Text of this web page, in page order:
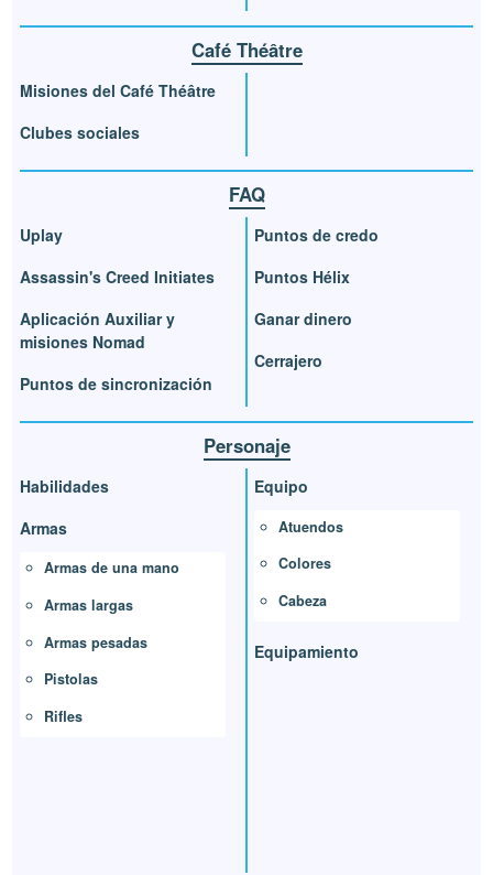
Café Théâtre
Misiones del Café Théâtre
Clubes sociales
FAQ
Uplay
Assassin's Creed Initiates
Aplicación Auxiliar y
misiones Nomad
Puntos de sincronización
Puntos de credo
Puntos Hélix
Ganar dinero
Cerrajero
Personaje
Habilidades
Armas
Armas de una mano
Armas largas
Armas pesadas
Pistolas
Rifles
Equipo
Atuendos
Colores
Cabeza
Equipamiento